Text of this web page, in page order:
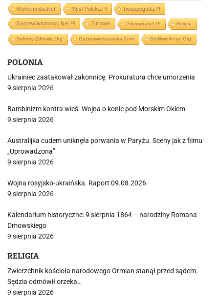
Wolnemedia.net Mysl-Polska.pl Twojapogoda.pl
Dobrewiadomosci.net.pl Zdrowie Prisonplanet.pl Religia
Sekrety-Zdrowia.org Gazetawarszawska.com Stolikwolnosci.org
POLONIA
Ukrainiec zaatakował zakonnicę. Prokuratura chce umorzenia
9 sierpnia 2026
Bambinizm kontra wieś. Wojna o konie pod Morskim Okiem
9 sierpnia 2026
Australijka cudem uniknęła porwania w Paryżu. Sceny jak z filmu
„Uprowadzona”
9 sierpnia 2026
Wojna rosyjsko-ukraińska. Raport 09.08.2026
9 sierpnia 2026
Kalendarium historyczne: 9 sierpnia 1864 – narodziny Romana
Dmowskiego
9 sierpnia 2026
RELIGIA
Zwierzchnik kościoła narodowego Ormian stanął przed sądem.
Sędzia odmówił orzeka…
9 sierpnia 2026